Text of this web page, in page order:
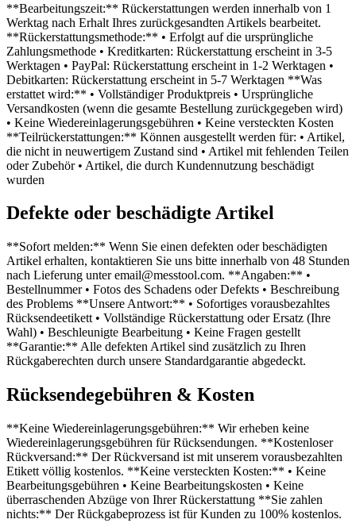
**Bearbeitungszeit:** Rückerstattungen werden innerhalb von 1
Werktag nach Erhalt Ihres zurückgesandten Artikels bearbeitet.
**Rückerstattungsmethode:** • Erfolgt auf die ursprüngliche
Zahlungsmethode • Kreditkarten: Rückerstattung erscheint in 3-5
Werktagen • PayPal: Rückerstattung erscheint in 1-2 Werktagen •
Debitkarten: Rückerstattung erscheint in 5-7 Werktagen **Was
erstattet wird:** • Vollständiger Produktpreis • Ursprüngliche
Versandkosten (wenn die gesamte Bestellung zurückgegeben wird)
• Keine Wiedereinlagerungsgebühren • Keine versteckten Kosten
**Teilrückerstattungen:** Können ausgestellt werden für: • Artikel,
die nicht in neuwertigem Zustand sind • Artikel mit fehlenden Teilen
oder Zubehör • Artikel, die durch Kundennutzung beschädigt
wurden
Defekte oder beschädigte Artikel
**Sofort melden:** Wenn Sie einen defekten oder beschädigten
Artikel erhalten, kontaktieren Sie uns bitte innerhalb von 48 Stunden
nach Lieferung unter email@messtool.com. **Angaben:** •
Bestellnummer • Fotos des Schadens oder Defekts • Beschreibung
des Problems **Unsere Antwort:** • Sofortiges vorausbezahltes
Rücksendeetikett • Vollständige Rückerstattung oder Ersatz (Ihre
Wahl) • Beschleunigte Bearbeitung • Keine Fragen gestellt
**Garantie:** Alle defekten Artikel sind zusätzlich zu Ihren
Rückgaberechten durch unsere Standardgarantie abgedeckt.
Rücksendegebühren & Kosten
**Keine Wiedereinlagerungsgebühren:** Wir erheben keine
Wiedereinlagerungsgebühren für Rücksendungen. **Kostenloser
Rückversand:** Der Rückversand ist mit unserem vorausbezahlten
Etikett völlig kostenlos. **Keine versteckten Kosten:** • Keine
Bearbeitungsgebühren • Keine Bearbeitungskosten • Keine
überraschenden Abzüge von Ihrer Rückerstattung **Sie zahlen
nichts:** Der Rückgabeprozess ist für Kunden zu 100% kostenlos.